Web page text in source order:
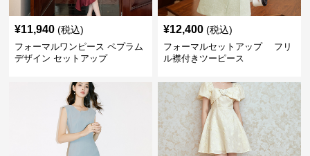
¥11,940 (税込)
フォーマルワンピース ペプラム
デザイン セットアップ
¥12,400 (税込)
フォーマルセットアップ フリ
ル襟付きツーピース